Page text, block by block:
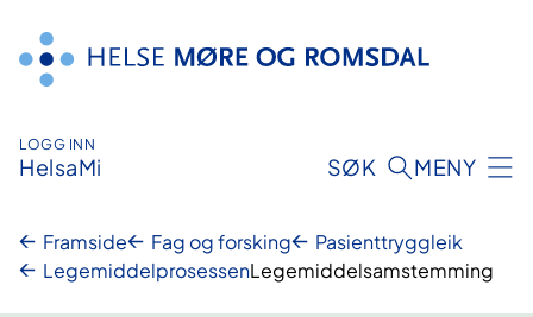
innhald
LOGG INN
HelsaMi SØK MENY
Framside Fag og forsking
Pasienttryggleik
LegemiddelprosessenLegemiddelsamstemming